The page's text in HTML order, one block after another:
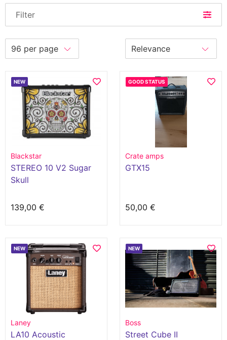
Filter
NEW
Blackstar
STEREO 10 V2 Sugar
Skull
139,00 €
GOOD STATUS
Crate amps
GTX15
50,00 €
NEW
Laney
LA10 Acoustic
NEW
Boss
Street Cube II